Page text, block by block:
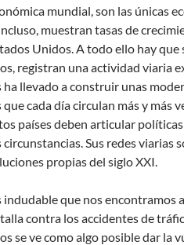
mundial, son las únicas
muestran tasas de
Unidos. A todo ello hay que
registran una actividad viaria
ha llevado a construir unas
que cada día circulan más y más
países deben articular
circunstancias. Sus redes viarias
propias del siglo XXI.
indudable que nos encontramos
contra los accidentes de
se ve como algo posible dar la